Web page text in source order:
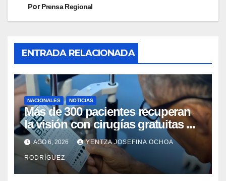
PorPrensa Regional
ENTRADA RELACIONADA
NACIONALES NOTICIAS
Más de 300 pacientes recuperan
la visión con cirugías gratuitas de
cataratas en Zulia
AGO 6, 2026 YENTZA JOSEFINA OCHOA
RODRÍGUEZ